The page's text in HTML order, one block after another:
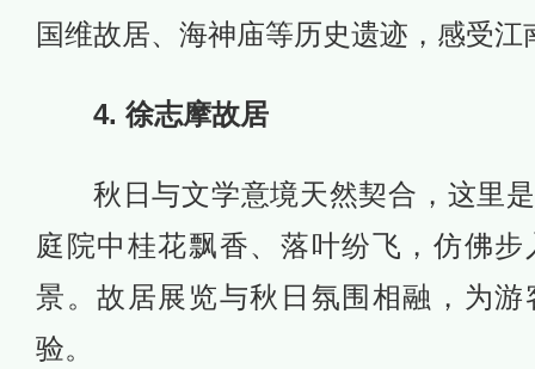
国维故居、海神庙等历史遗迹，感受
4. 徐志摩故居
秋日与文学意境天然契合，这里
庭院中桂花飘香、落叶纷飞，仿佛
景。故居展览与秋日氛围相融，为
验。